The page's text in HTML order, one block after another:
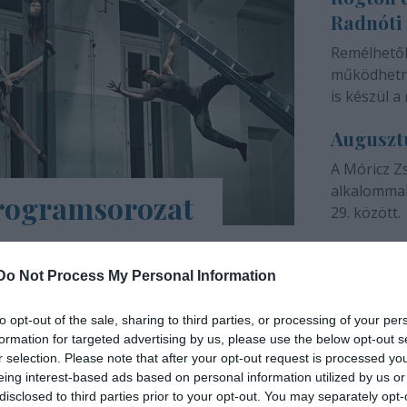
Not Process My Personal Information
opt-out of the sale, sharing to third parties, or processing of your
for targeted advertising by us, please use the below opt-out
selection. Please note that after your opt-out request is processed
interest-based ads based on personal information utilized by us
to third parties prior to your opt-out. You may separately
Háza e-Trafó elnevezésű
tartalmas, a digitális platformokon
online táncórák, live setek,
színházunk
Radnóti
is készül a
A Móricz
29. között.
INTERJÚ